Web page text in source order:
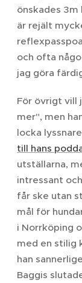
önskades 3m
är rejält
och ofta
jag göra
För övrigt vill
mer", men
locka
till hans
utställarna,
intressant
får ske utan
mål för
i Norrköping
med en stilig
han
Baggis